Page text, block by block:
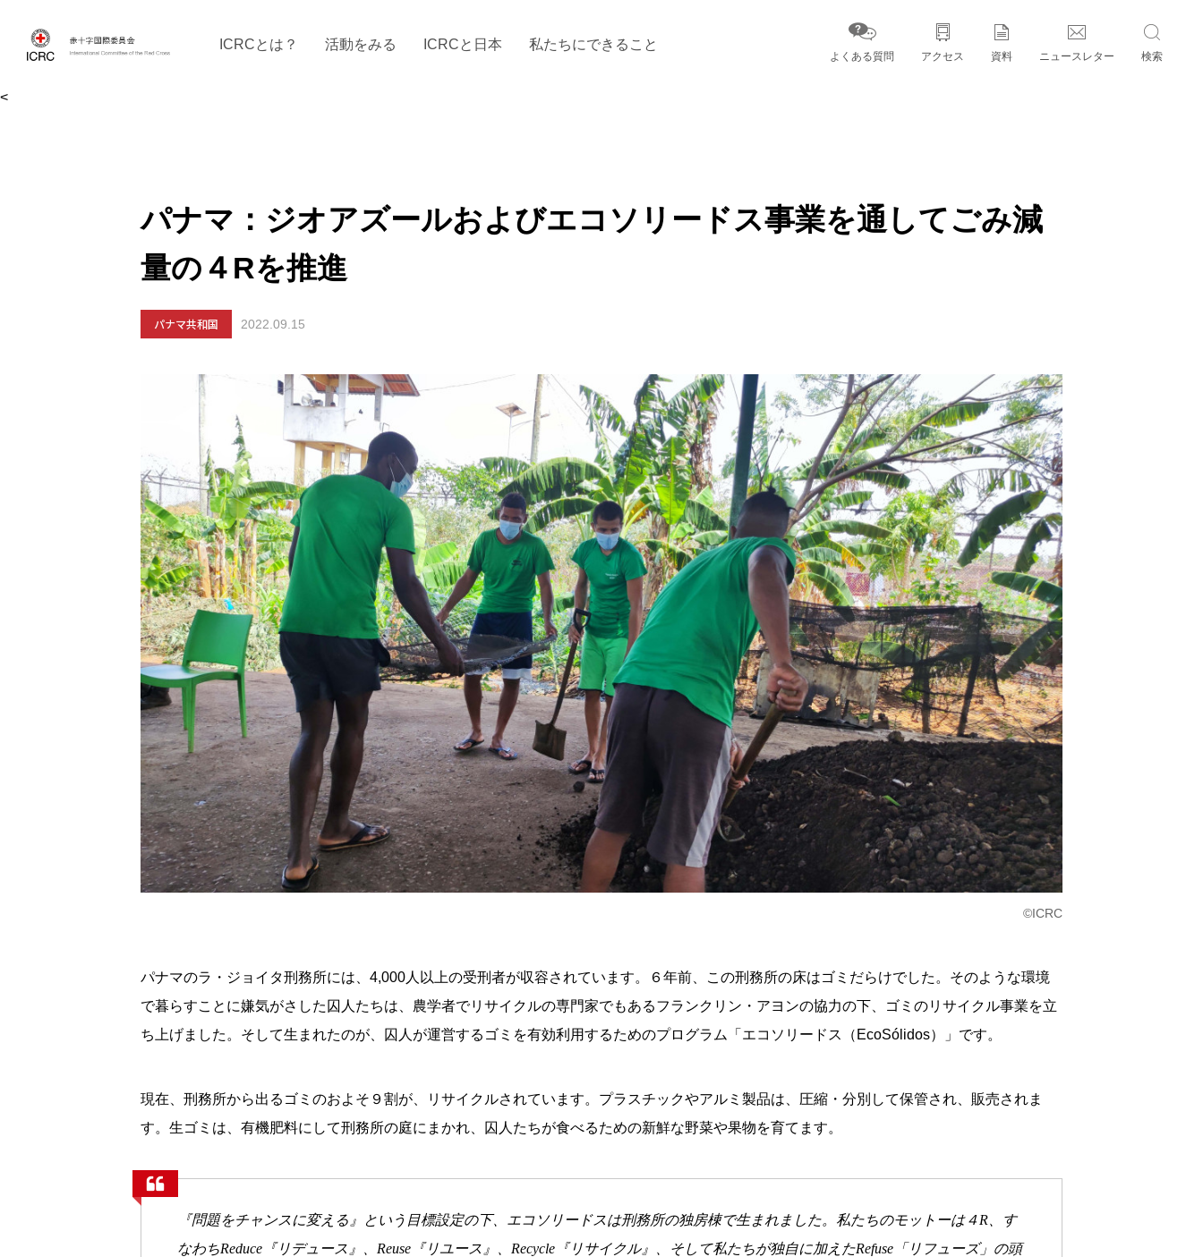
<
よくある質問 アクセス 資料 ニュースレター 検索
ICRCとは？ 活動をみる ICRCと日本 私たちにできること
パナマ：ジオアズールおよびエコソリードス事業を通してごみ減
量の４Rを推進
パナマ共和国 2022.09.15
©ICRC
パナマのラ・ジョイタ刑務所には、4,000人以上の受刑者が収容されています。６年前、この刑務所の床はゴミだらけでした。そのような環境
で暮らすことに嫌気がさした囚人たちは、農学者でリサイクルの専門家でもあるフランクリン・アヨンの協力の下、ゴミのリサイクル事業を立
ち上げました。そして生まれたのが、囚人が運営するゴミを有効利用するためのプログラム「エコソリードス（EcoSólidos）」です。
現在、刑務所から出るゴミのおよそ９割が、リサイクルされています。プラスチックやアルミ製品は、圧縮・分別して保管され、販売されま
す。生ゴミは、有機肥料にして刑務所の庭にまかれ、囚人たちが食べるための新鮮な野菜や果物を育てます。
『問題をチャンスに変える』という目標設定の下、エコソリードスは刑務所の独房棟で生まれました。私たちのモットーは４R、す
なわちReduce『リデュース』、Reuse『リユース』、Recycle『リサイクル』、そして私たちが独自に加えたRefuse「リフューズ」の頭